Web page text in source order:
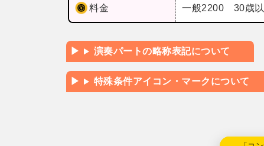
料金 一般2200 30歳
演奏パートの略称表記について
特殊条件アイコン・マークについて